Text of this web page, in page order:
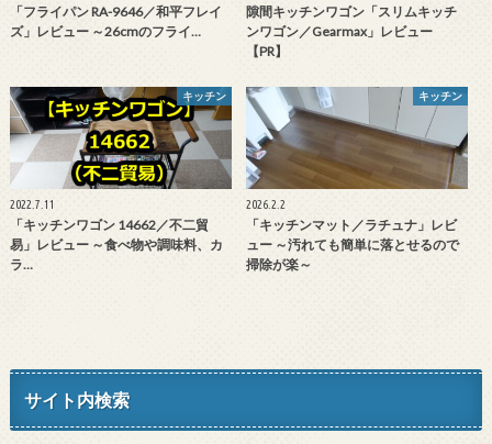
「フライパン RA-9646／和平フレイ
ズ」レビュー ～26cmのフライ…
隙間キッチンワゴン「スリムキッチ
ンワゴン／Gearmax」レビュー
【PR】
キッチン
2022.7.11
「キッチンワゴン 14662／不二貿
易」レビュー ～食べ物や調味料、カ
ラ…
キッチン
2026.2.2
「キッチンマット／ラチュナ」レビ
ュー ～汚れても簡単に落とせるので
掃除が楽～
サイト内検索